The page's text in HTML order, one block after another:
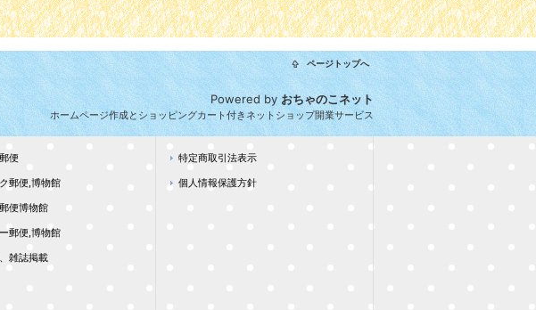
ページトップへ
Powered byおちゃのこネット
ホームページ作成とショッピングカート付きネットショップ開業サービス
便
郵便,博物館
便博物館
郵便,博物館
雑誌掲載
特定商取引法表示
個人情報保護方針